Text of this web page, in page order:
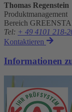
Thomas Regenstein
Produktmanagement
Bereich
Tel: + 49 4101 218-
Kontaktieren
Informationen